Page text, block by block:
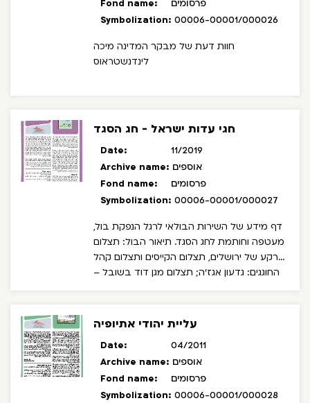
Fond name:
פרסומים
Symbolization: 00006-00001/000026
חוות דעת של מבקר המדינה מיכה
לינדנשטראוס
חגי עדות ישראל - חג הסגד
Date:
11/2019
Archive name: אוספים
Fond name:
פרסומים
Symbolization: 00006-00001/000027
דף מידע של השירות הבולאי לרגל הנפקת בול,
מעטפה וחותמת לחג הסגד. תיאור הבול: תצלום
רקע של ירושלים, תצלום הקייסים ותצלום קהל
החוגגים: גדעון אגז'ה; תצלום מגן דוד בשובל –
עליית יהודי אתיופיה
Date:
04/2011
Archive name: אוספים
Fond name:
פרסומים
Symbolization: 00006-00001/000028